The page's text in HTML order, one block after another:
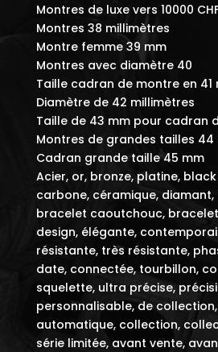
Montres de luxe vers 10000
Montres 38 millimètres
Montre femme 39 mm
Montres avec diamètre 40
Taille cadran de montre en 41
Diamètre de 42 millimètres
Taille de 43 mm pour cadran
Montres de grandes tailles 44
Cadran grande taille 45 mm
Acier, or, bronze, platine,
carbone, céramique,
bracelet caoutchouc,
design, élégante,
résistante, très résistante,
date, connectée, tourbillon,
squelette, ultra précise,
personnalisable, de
automatique, collection,
série limitée, avant vente,